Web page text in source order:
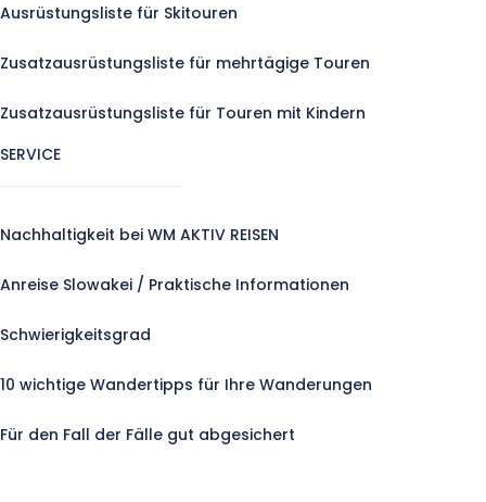
Ausrüstungsliste für Skitouren
Zusatzausrüstungsliste für mehrtägige Touren
Zusatzausrüstungsliste für Touren mit Kindern
SERVICE
Nachhaltigkeit bei WM AKTIV REISEN
Anreise Slowakei / Praktische Informationen
Schwierigkeitsgrad
10 wichtige Wandertipps für Ihre Wanderungen
Für den Fall der Fälle gut abgesichert